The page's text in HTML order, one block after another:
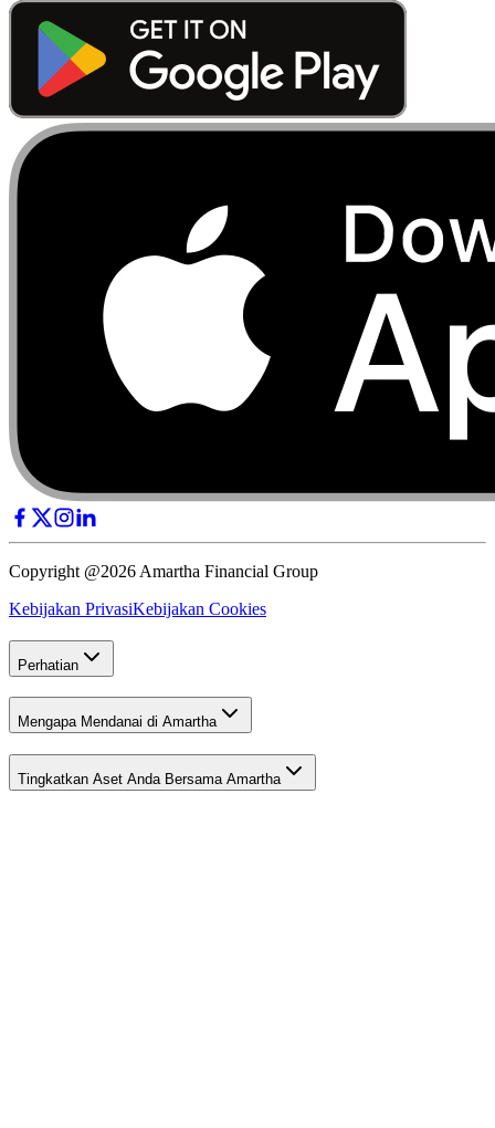
Copyright @2026 Amartha Financial Group
Kebijakan PrivasiKebijakan Cookies
Perhatian
Mengapa Mendanai di Amartha
Tingkatkan Aset Anda Bersama Amartha